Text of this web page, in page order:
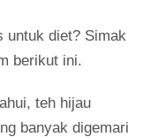
untuk diet? Simak
berikut ini.
teh hijau
banyak digemari